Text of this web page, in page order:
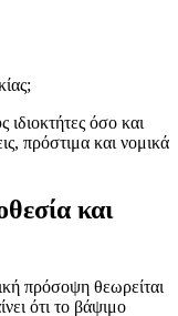
όσο και
πρόστιμα και νομικά
και
πρόσοψη θεωρείται
ότι το βάψιμο